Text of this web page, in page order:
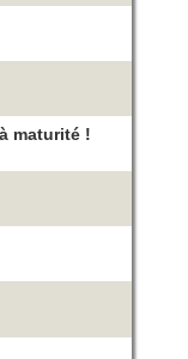
maturité !